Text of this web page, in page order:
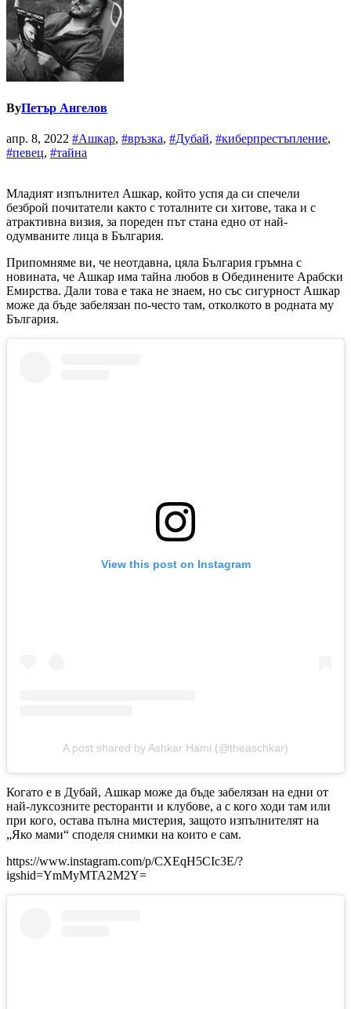
ByПетър Ангелов
апр. 8, 2022 #Ашкар, #връзка, #Дубай, #киберпрестъпление,
#певец, #тайна
Младият изпълнител Ашкар, който успя да си спечели
безброй почитатели както с тоталните си хитове, така и с
атрактивна визия, за пореден път стана едно от най-
одумваните лица в България.
Припомняме ви, че неотдавна, цяла България гръмна с
новината, че Ашкар има тайна любов в Обединените Арабски
Емирства. Дали това е така не знаем, но със сигурност Ашкар
може да бъде забелязан по-често там, отколкото в родната му
България.
View this post on Instagram
A post shared by Ashkar Hami (@theaschkar)
Когато е в Дубай, Ашкар може да бъде забелязан на едни от
най-луксозните ресторанти и клубове, а с кого ходи там или
при кого, остава пълна мистерия, защото изпълнителят на
„Яко мами“ споделя снимки на които е сам.
https://www.instagram.com/p/CXEqH5CIc3E/?
igshid=YmMyMTA2M2Y=